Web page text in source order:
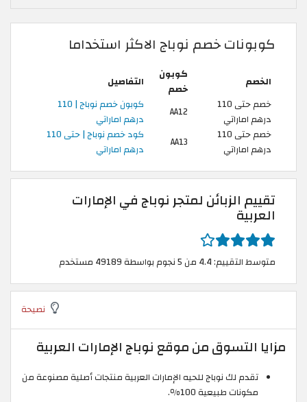
كوبونات خصم نوباج الاكثر استخداما
الخصم
كوبون
خصم
التفاصيل
خصم حتى 110
درهم اماراتي
AA12
كوبون خصم نوباج | 110
درهم اماراتي
خصم حتى 110
درهم اماراتي
AA13
كود خصم نوباج | حتى 110
درهم اماراتي
تقييم الزبائن لمتجر نوباج في الإمارات
العربية
متوسط التقييم: 4.4 من 5 نجوم بواسطة 49189 مستخدم
نصيحة
مزايا التسوق من موقع نوباج الإمارات العربية
تقدم لك نوباج للحيه الإمارات العربية منتجات أصلية مصنوعة من
مكونات طبيعية 100٪.